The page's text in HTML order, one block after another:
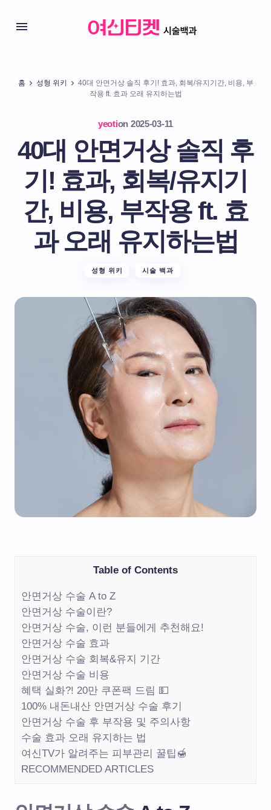
홈 성형 위키
40대 안면거상 솔직 후기! 효과, 회복/유지기간, 비용, 부
작용 ft. 효과 오래 유지하는법
yeotion 2025-03-11
40대 안면거상 솔직 후
기! 효과, 회복/유지기
간, 비용, 부작용 ft. 효
과 오래 유지하는법
성형 위키 시술 백과
Table of Contents
안면거상 수술 A to Z
안면거상 수술이란?
안면거상 수술, 이런 분들에게 추천해요!
안면거상 수술 효과
안면거상 수술 회복&유지 기간
안면거상 수술 비용
혜택 실화?! 20만 쿠폰팩 드림 💵
100% 내돈내산 안면거상 수술 후기
안면거상 수술 후 부작용 및 주의사항
수술 효과 오래 유지하는 법
여신TV가 알려주는 피부관리 꿀팁🍯
RECOMMENDED ARTICLES